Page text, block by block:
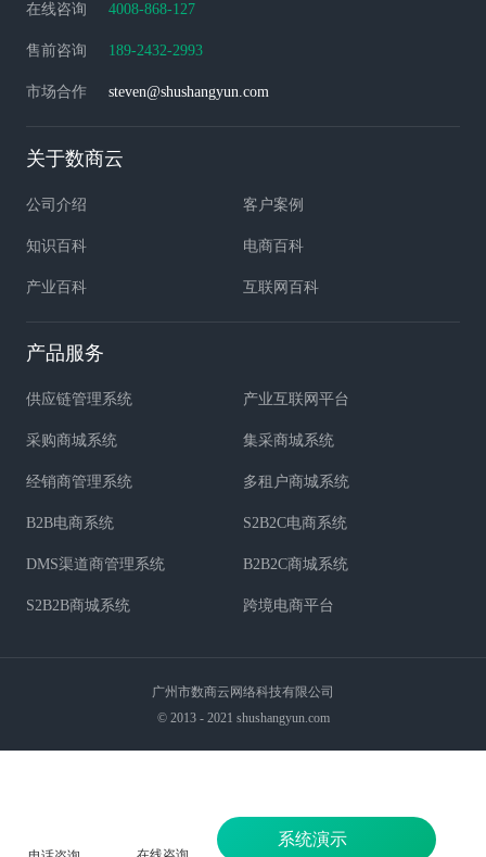
在线咨询 4008-868-127
售前咨询 189-2432-2993
市场合作 steven@shushangyun.com
关于数商云
公司介绍 客户案例
知识百科 电商百科
产业百科 互联网百科
产品服务
供应链管理系统 产业互联网平台
采购商城系统 集采商城系统
经销商管理系统 多租户商城系统
B2B电商系统 S2B2C电商系统
DMS渠道商管理系统 B2B2C商城系统
S2B2B商城系统 跨境电商平台
广州市数商云网络科技有限公司
© 2013 - 2021 shushangyun.com
系统演示